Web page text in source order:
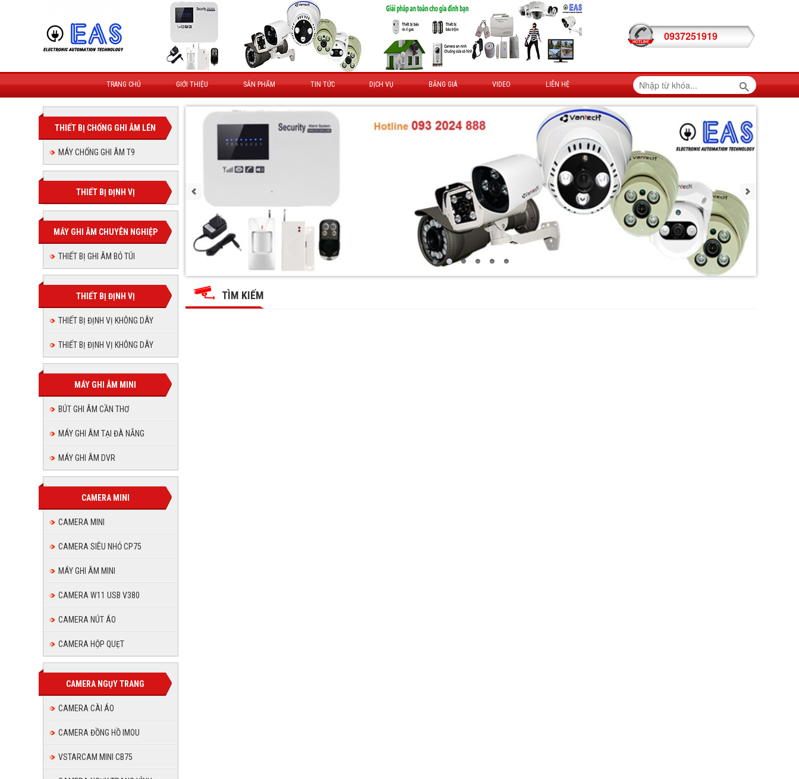
0937251919
TRANG CHỦ GIỚI THIỆU SẢN PHẨM TIN TỨC DỊCH VỤ BẢNG GIÁ VIDEO LIÊN HỆ
THIẾT BỊ CHỐNG GHI ÂM LÉN
MÁY CHỐNG GHI ÂM T9
THIẾT BỊ ĐỊNH VỊ
MÁY GHI ÂM CHUYÊN NGHIỆP
THIẾT BỊ GHI ÂM BỎ TÚI
THIẾT BỊ ĐỊNH VỊ
THIẾT BỊ ĐỊNH VỊ KHÔNG DÂY
THIẾT BỊ ĐỊNH VỊ KHÔNG DÂY
MÁY GHI ÂM MINI
BÚT GHI ÂM CẦN THƠ
MÁY GHI ÂM TẠI ĐÀ NẴNG
MÁY GHI ÂM DVR
CAMERA MINI
CAMERA MINI
CAMERA SIÊU NHỎ CP75
MÁY GHI ÂM MINI
CAMERA W11 USB V380
CAMERA NÚT ÁO
CAMERA HỘP QUẸT
CAMERA NGỤY TRANG
CAMERA CÀI ÁO
CAMERA ĐỒNG HỒ IMOU
VSTARCAM MINI CB75
THUẬN
PHÁT
THUẬN
PHÁT
THUẬN
PHÁT
JSC
THUẬN
PHÁT
JSC
THUẬN
PHÁT
JSC
THUẬN
PHÁT
JSC TÌM KIẾM